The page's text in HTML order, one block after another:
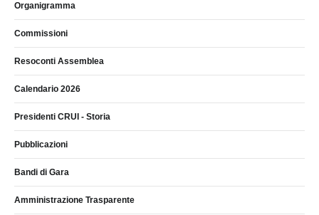
Organigramma
Commissioni
Resoconti Assemblea
Calendario 2026
Presidenti CRUI - Storia
Pubblicazioni
Bandi di Gara
Amministrazione Trasparente